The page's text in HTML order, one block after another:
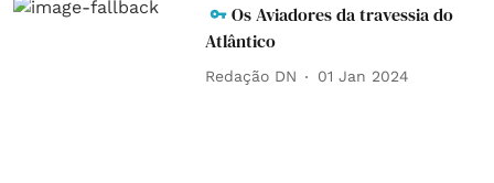
Os Aviadores da travessia do
Atlântico
Redação DN 01 Jan 2024